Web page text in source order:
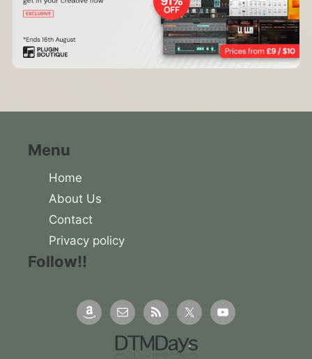
Menu
Home
About Us
Contact
Privacy policy
Follow!!